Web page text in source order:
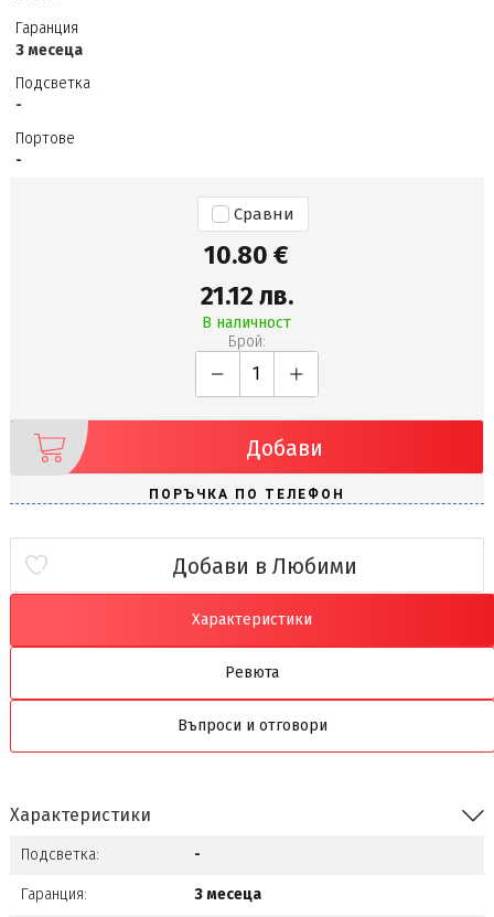
Гаранция
3 месеца
Подсветка
-
Портове
-
Сравни
10.80 €
21.12 лв.
В наличност
Брой:
Добави
Добави в Любими
Характеристики
Ревюта
Въпроси и отговори
Характеристики
Подсветка: -
Гаранция: 3 месеца